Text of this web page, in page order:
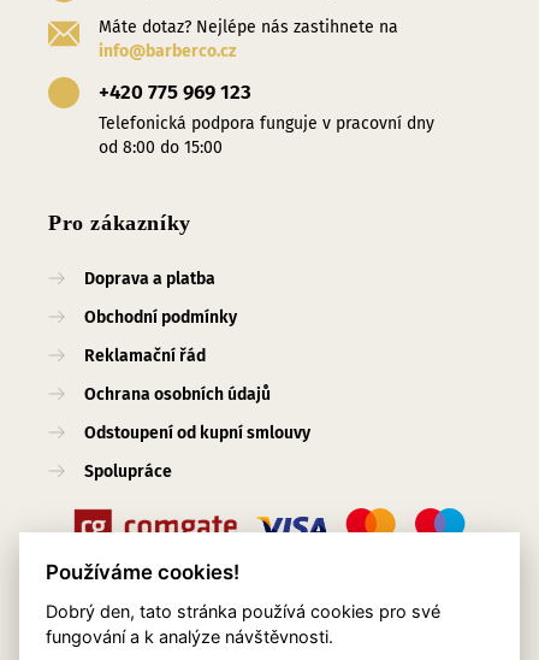
Máte dotaz? Nejlépe nás zastihnete na
info@barberco.cz
+420 775 969 123
Telefonická podpora funguje v pracovní dny
od 8:00 do 15:00
Pro zákazníky
Doprava a platba
Obchodní podmínky
Reklamační řád
Ochrana osobních údajů
Odstoupení od kupní smlouvy
Spolupráce
Užitečné odkazy
Používáme cookies!
Dobrý den, tato stránka používá cookies pro své
fungování a k analýze návštěvnosti.